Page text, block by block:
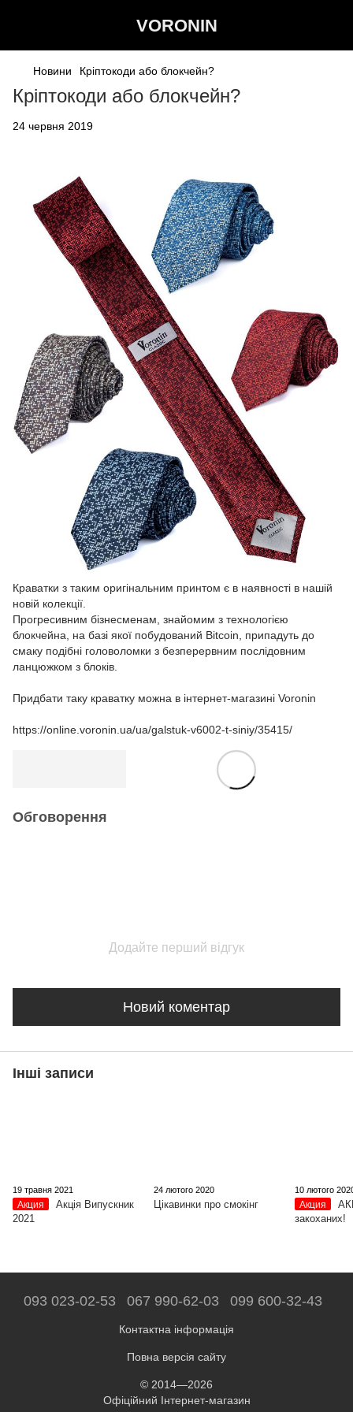
VORONIN
Новини Кріптокоди або блокчейн?
Кріптокоди або блокчейн?
24 червня 2019
Краватки з таким оригінальним принтом є в наявності в нашій
новій колекції.
Прогресивним бізнесменам, знайомим з технологією
блокчейна, на базі якої побудований Bitcoin, припадуть до
смаку подібні головоломки з безперервним послідовним
ланцюжком з блоків.
Придбати таку краватку можна в інтернет-магазині Voronin
https://online.voronin.ua/ua/galstuk-v6002-t-siniy/35415/
Обговорення
Додайте перший відгук
Новий коментар
Інші записи
19 травня 2021
Акция
Акція Випускник
2021
24 лютого 2020
Цікавинки про смокінг
10 лютого
Акция
закоханих!
093 023-02-53 067 990-62-03 099 600-32-43
Контактна інформація
Повна версія сайту
© 2014—2026
Офіційний Інтернет-магазин